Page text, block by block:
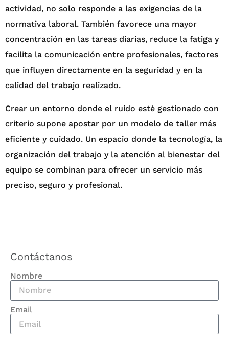
actividad, no solo responde a las exigencias de la
normativa laboral. También favorece una mayor
concentración en las tareas diarias, reduce la fatiga y
facilita la comunicación entre profesionales, factores
que influyen directamente en la seguridad y en la
calidad del trabajo realizado.
Crear un entorno donde el ruido esté gestionado con
criterio supone apostar por un modelo de taller más
eficiente y cuidado. Un espacio donde la tecnología, la
organización del trabajo y la atención al bienestar del
equipo se combinan para ofrecer un servicio más
preciso, seguro y profesional.
Contáctanos
Nombre
Email